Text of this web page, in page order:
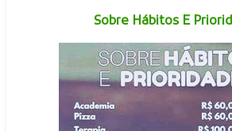
Sobre Hábitos E